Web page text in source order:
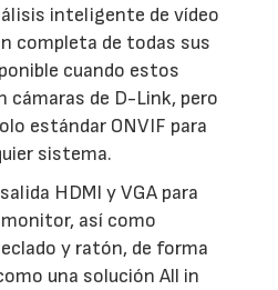
inteligente de vídeo
completa de todas sus
cuando estos
cámaras de D-Link, pero
estándar ONVIF para
sistema.
HDMI y VGA para
así como
y ratón, de forma
una solución All in